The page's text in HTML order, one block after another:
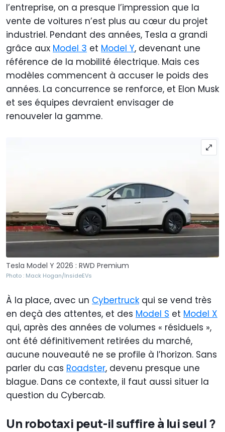
l’entreprise, on a presque l’impression que la
vente de voitures n’est plus au cœur du projet
industriel. Pendant des années, Tesla a grandi
grâce aux Model 3 et Model Y, devenant une
référence de la mobilité électrique. Mais ces
modèles commencent à accuser le poids des
années. La concurrence se renforce, et Elon Musk
et ses équipes devraient envisager de
renouveler la gamme.
Tesla Model Y 2026 : RWD Premium
Photo : Mack Hogan/InsideEVs
À la place, avec un Cybertruck qui se vend très
en deçà des attentes, et des Model S et Model X
qui, après des années de volumes « résiduels »,
ont été définitivement retirées du marché,
aucune nouveauté ne se profile à l’horizon. Sans
parler du cas Roadster, devenu presque une
blague. Dans ce contexte, il faut aussi situer la
question du Cybercab.
Un robotaxi peut-il suffire à lui seul ?